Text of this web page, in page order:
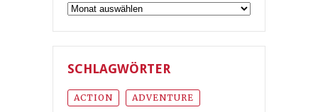
Archiv
SCHLAGWÖRTER
ACTION ADVENTURE